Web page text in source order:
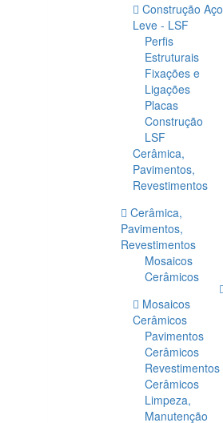
Construção Aço
Leve - LSF
Perfis
Estruturais
Fixações e
Ligações
Placas
Construção
LSF
Cerâmica,
Pavimentos,
Revestimentos
Cerâmica,
Pavimentos,
Revestimentos
Mosaicos
Cerâmicos
Mosaicos
Cerâmicos
Pavimentos
Cerâmicos
Revestimentos
Cerâmicos
Limpeza,
Manutenção